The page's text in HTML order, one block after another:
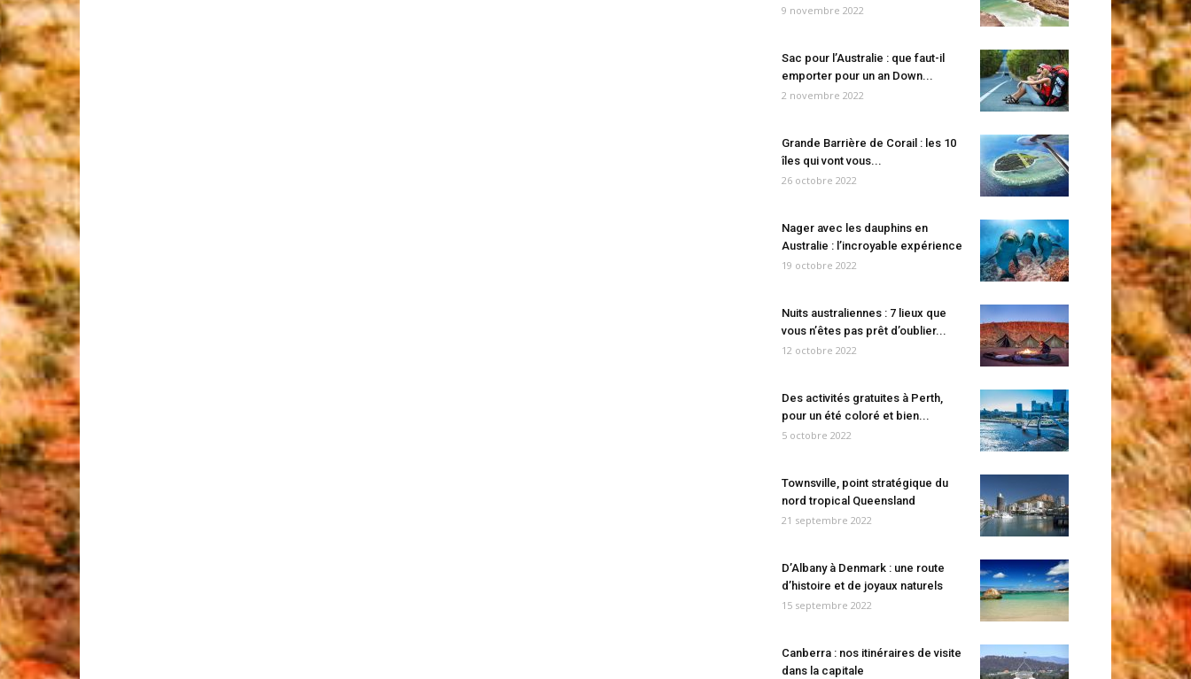
9 novembre 2022
Sac pour l’Australie : que faut-il
emporter pour un an Down...
2 novembre 2022
Grande Barrière de Corail : les 10
îles qui vont vous...
26 octobre 2022
Nager avec les dauphins en
Australie : l’incroyable expérience
19 octobre 2022
Nuits australiennes : 7 lieux que
vous n’êtes pas prêt d’oublier...
12 octobre 2022
Des activités gratuites à Perth,
pour un été coloré et bien...
5 octobre 2022
Townsville, point stratégique du
nord tropical Queensland
21 septembre 2022
D’Albany à Denmark : une route
d’histoire et de joyaux naturels
15 septembre 2022
Canberra : nos itinéraires de visite
dans la capitale